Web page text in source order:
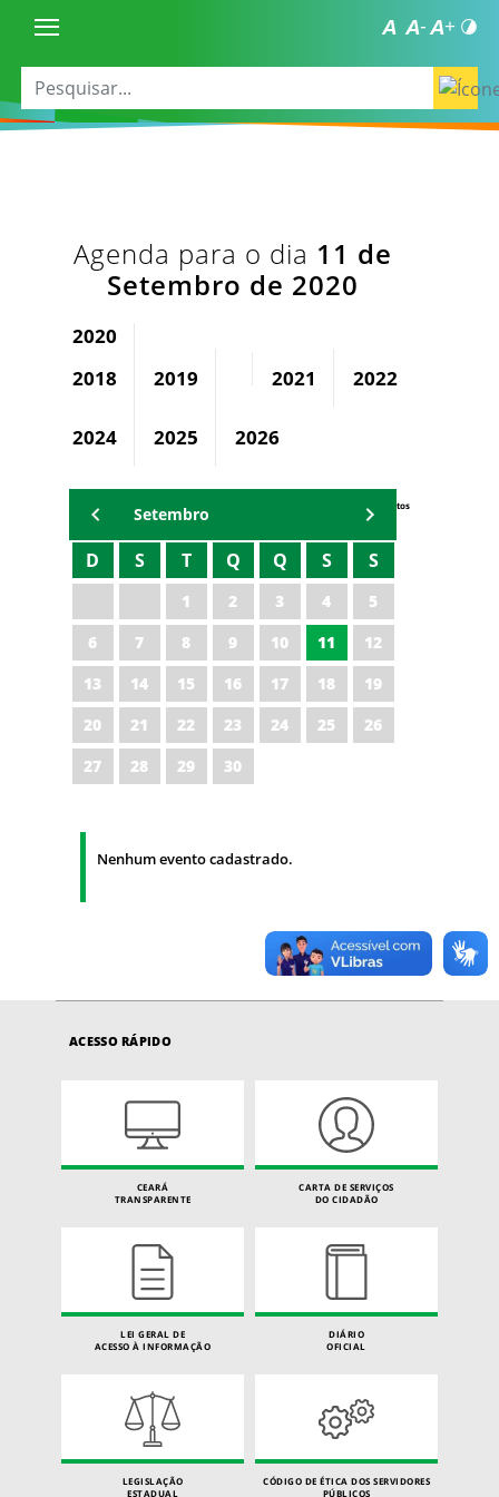
Agenda para o dia 11 de
Setembro de 2020
2020
2018
2019 2021 2022
2024 2025 2026
Eventos
Setembro
D S T Q Q S S
1 2 3 4
5
6
7 8 9 10 11
12
13
14 15 16 17 18
19
20
21 22 23 24 25
26
27
28 29 30
Nenhum evento cadastrado.
ACESSO RÁPIDO
CEARÁ
TRANSPARENTE
CARTA DE SERVIÇOS
DO CIDADÃO
LEI GERAL DE
ACESSO À INFORMAÇÃO
DIÁRIO
OFICIAL
LEGISLAÇÃO
ESTADUAL
CÓDIGO DE ÉTICA DOS SERVIDORES
PÚBLICOS